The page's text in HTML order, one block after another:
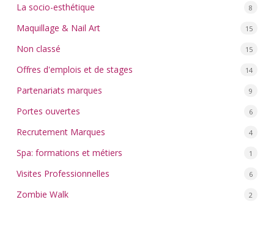
La socio-esthétique 8
Maquillage & Nail Art 15
Non classé 15
Offres d'emplois et de stages 14
Partenariats marques 9
Portes ouvertes 6
Recrutement Marques 4
Spa: formations et métiers 1
Visites Professionnelles 6
Zombie Walk 2